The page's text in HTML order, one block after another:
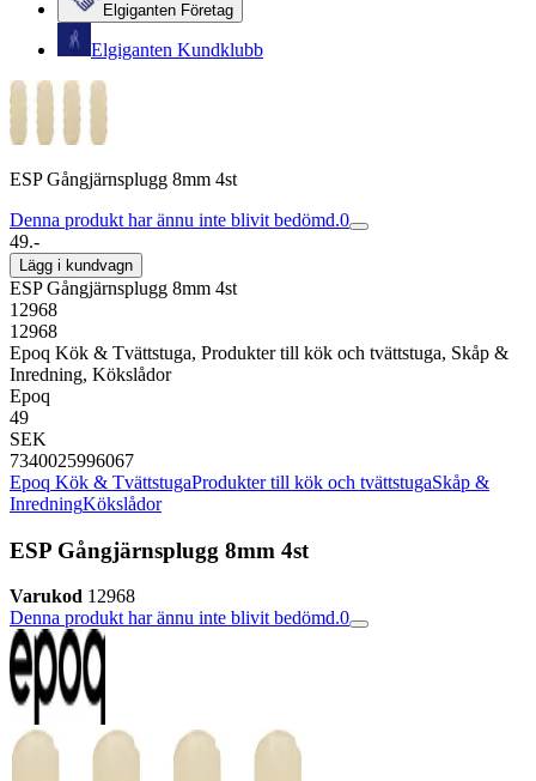
Elgiganten Företag
Elgiganten Kundklubb
ESP Gångjärnsplugg 8mm 4st
Denna produkt har ännu inte blivit bedömd.0
49.-
Lägg i kundvagn
ESP Gångjärnsplugg 8mm 4st
12968
12968
Epoq Kök & Tvättstuga, Produkter till kök och tvättstuga, Skåp &
Inredning, Kökslådor
Epoq
49
SEK
7340025996067
Epoq Kök & TvättstugaProdukter till kök och tvättstugaSkåp &
InredningKökslådor
ESP Gångjärnsplugg 8mm 4st
Varukod 12968
Denna produkt har ännu inte blivit bedömd.0